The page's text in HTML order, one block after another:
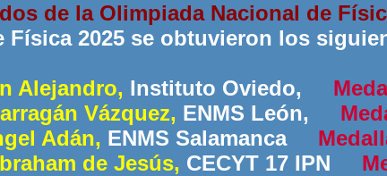
de la Olimpiada Nacional de
Física 2025 se obtuvieron los
Alejandro, Instituto Oviedo,
Vázquez, ENMS León,
Adán, ENMS Salamanca
de Jesús, CECYT 17 IPN